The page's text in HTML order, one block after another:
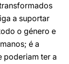
a suportar
o género e
é a
poderiam ter a